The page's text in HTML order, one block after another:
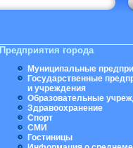
Предприятия города
Муниципальные
Государственные
и учреждения
Образовательные
Здравоохранение
Спорт
СМИ
Гостиницы